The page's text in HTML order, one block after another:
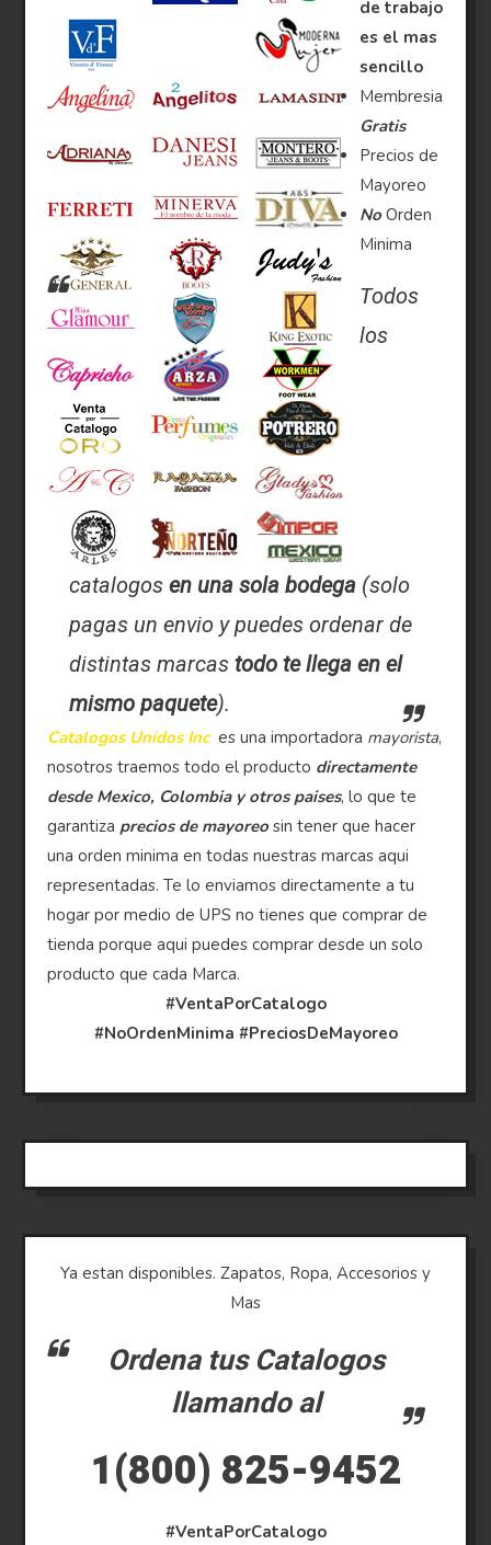
de trabajo
es el mas
sencillo
Membresia
Gratis
Precios de
Mayoreo
No Orden
Minima
Todos
los
catalogosen una sola bodega (solo
pagas un envio y puedes ordenar de
distintas marcas todo te llega en el
mismo paquete).
Catalogos Unidos Inc es una importadora mayorista,
nosotros traemos todo el producto directamente
desde Mexico, Colombia y otros paises, lo que te
garantizaprecios de mayoreo sin tener que hacer
una orden minima en todas nuestras marcas aqui
representadas. Te lo enviamos directamente a tu
hogar por medio de UPS no tienes que comprar de
tienda porque aqui puedes comprar desde un solo
producto que cada Marca.
#VentaPorCatalogo
#NoOrdenMinima #PreciosDeMayoreo
Ya estan disponibles. Zapatos, Ropa, Accesorios y
Mas
Ordena tus Catalogos
llamando al
1(800) 825-9452
#VentaPorCatalogo